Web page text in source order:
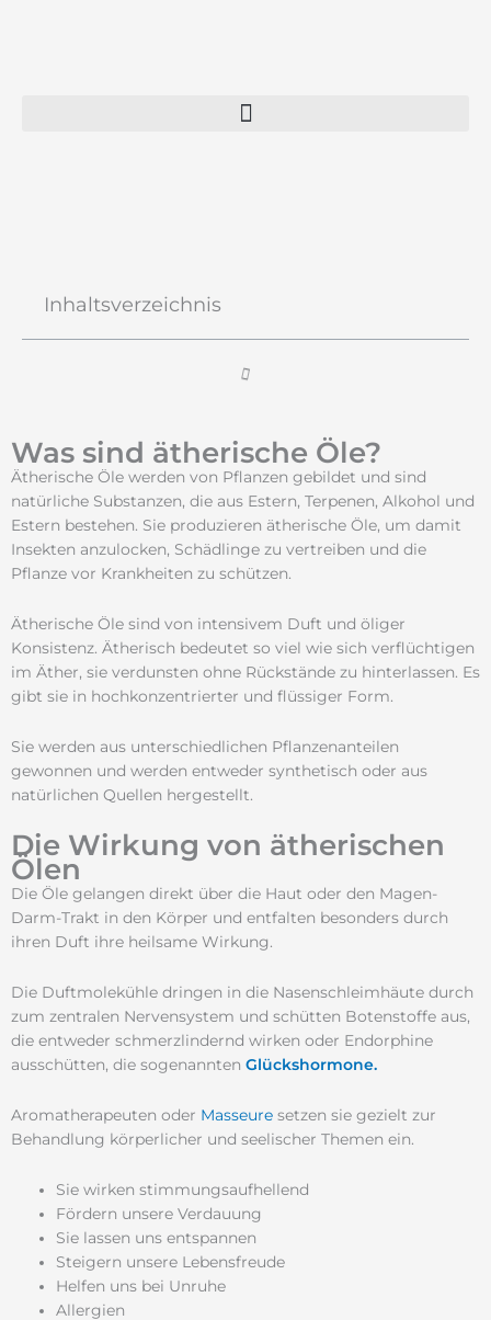
Inhaltsverzeichnis
Was sind ätherische Öle?
Ätherische Öle werden von Pflanzen gebildet und sind
natürliche Substanzen, die aus Estern, Terpenen, Alkohol und
Estern bestehen. Sie produzieren ätherische Öle, um damit
Insekten anzulocken, Schädlinge zu vertreiben und die
Pflanze vor Krankheiten zu schützen.
Ätherische Öle sind von intensivem Duft und öliger
Konsistenz. Ätherisch bedeutet so viel wie sich verflüchtigen
im Äther, sie verdunsten ohne Rückstände zu hinterlassen. Es
gibt sie in hochkonzentrierter und flüssiger Form.
Sie werden aus unterschiedlichen Pflanzenanteilen
gewonnen und werden entweder synthetisch oder aus
natürlichen Quellen hergestellt.
Die Wirkung von ätherischen
Ölen
Die Öle gelangen direkt über die Haut oder den Magen-
Darm-Trakt in den Körper und entfalten besonders durch
ihren Duft ihre heilsame Wirkung.
Die Duftmolekühle dringen in die Nasenschleimhäute durch
zum zentralen Nervensystem und schütten Botenstoffe aus,
die entweder schmerzlindernd wirken oder Endorphine
ausschütten, die sogenannten Glückshormone.
Aromatherapeuten oder Masseure setzen sie gezielt zur
Behandlung körperlicher und seelischer Themen ein.
Sie wirken stimmungsaufhellend
Fördern unsere Verdauung
Sie lassen uns entspannen
Steigern unsere Lebensfreude
Helfen uns bei Unruhe
Allergien